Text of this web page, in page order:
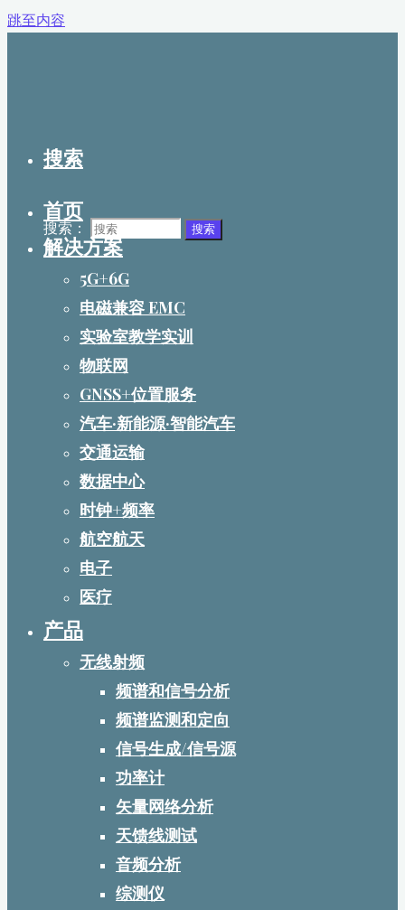
跳至内容
搜索
搜索： 搜索
首页
解决方案
5G+6G
电磁兼容 EMC
实验室教学实训
物联网
GNSS+位置服务
汽车·新能源·智能汽车
交通运输
数据中心
时钟+频率
航空航天
电子
医疗
产品
无线射频
频谱和信号分析
频谱监测和定向
信号生成/信号源
功率计
矢量网络分析
天馈线测试
音频分析
综测仪